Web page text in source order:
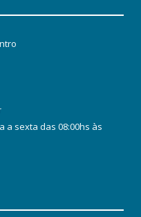
a sexta das 08:00hs às